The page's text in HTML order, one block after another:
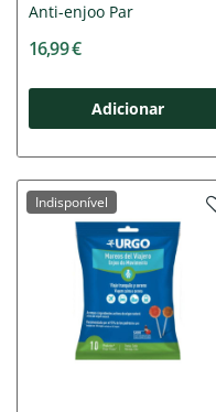
Anti-enjoo Par
16,99 €
Adicionar
Indisponível